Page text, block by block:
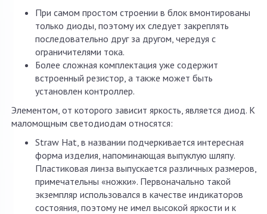
При самом простом строении в блок вмонтированы
только диоды, поэтому их следует закреплять
последовательно друг за другом, чередуя с
ограничителями тока.
Более сложная комплектация уже содержит
встроенный резистор, а также может быть
установлен контроллер.
Элементом, от которого зависит яркость, является диод. К
маломощным светодиодам относятся:
Straw Hat, в названии подчеркивается интересная
форма изделия, напоминающая выпуклую шляпу.
Пластиковая линза выпускается различных размеров,
примечательны «ножки». Первоначально такой
экземпляр использовался в качестве индикаторов
состояния, поэтому не имел высокой яркости и к